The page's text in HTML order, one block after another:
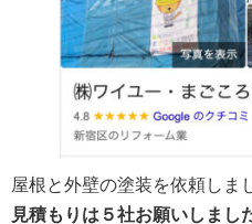
屋根と外壁の塗装を依頼しま
見積もりは５社お願いしまし